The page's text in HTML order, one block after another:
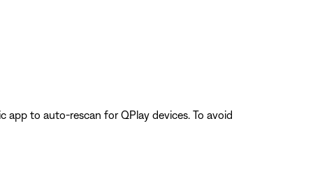
to auto-rescan for QPlay devices. To avoid